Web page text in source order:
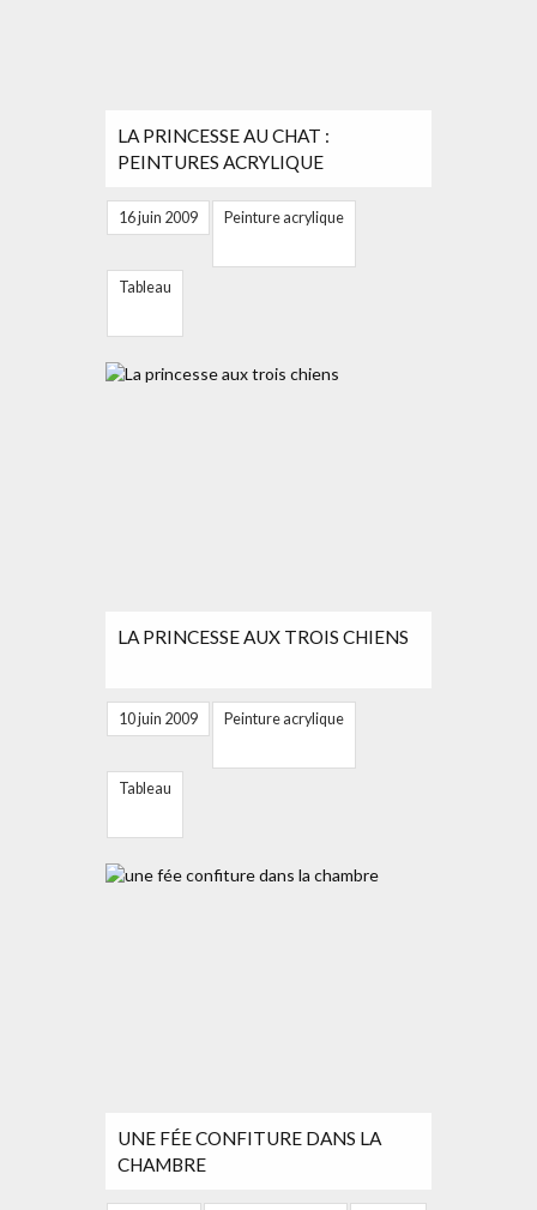
LA PRINCESSE AU CHAT :
PEINTURES ACRYLIQUE
16 juin 2009 Peinture acrylique
Tableau
LA PRINCESSE AUX TROIS CHIENS
10 juin 2009 Peinture acrylique
Tableau
UNE FÉE CONFITURE DANS LA
CHAMBRE